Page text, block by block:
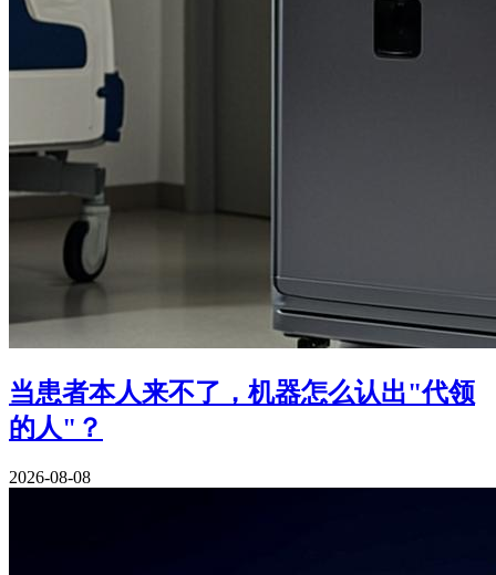
当患者本人来不了，机器怎么认出"代领
的人"？
2026-08-08